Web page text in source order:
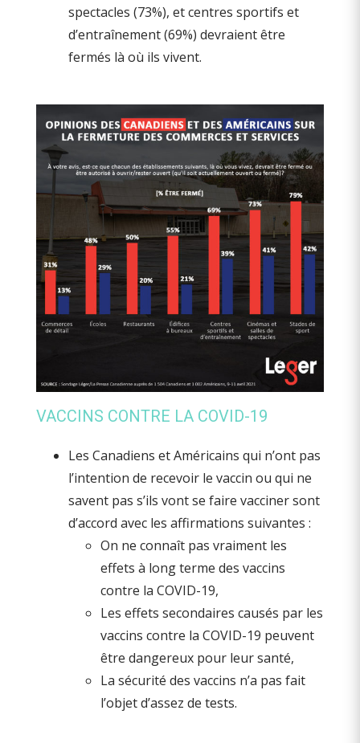
spectacles (73%), et centres sportifs et
d’entraînement (69%) devraient être
fermés là où ils vivent.
VACCINS CONTRE LA COVID-19
Les Canadiens et Américains qui n’ont pas
l’intention de recevoir le vaccin ou qui ne
savent pas s’ils vont se faire vacciner sont
d’accord avec les affirmations suivantes :
On ne connaît pas vraiment les
effets à long terme des vaccins
contre la COVID-19,
Les effets secondaires causés par les
vaccins contre la COVID-19 peuvent
être dangereux pour leur santé,
La sécurité des vaccins n’a pas fait
l’objet d’assez de tests.